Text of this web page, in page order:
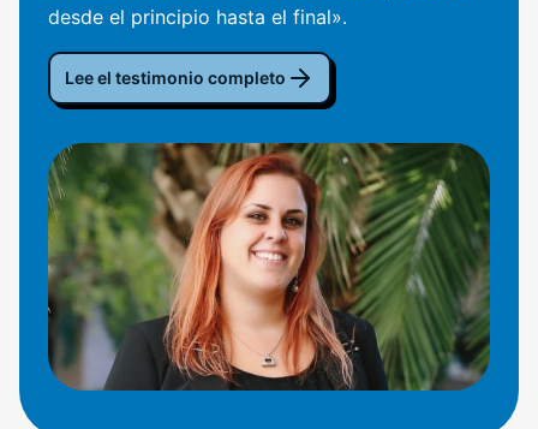
desde el principio hasta el final».
Lee el testimonio completo